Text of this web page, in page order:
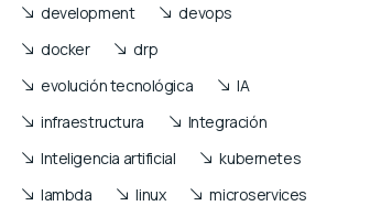
development
devops
docker
drp
evolución tecnológica
IA
infraestructura
Integración
Inteligencia artificial
kubernetes
lambda
linux
microservices